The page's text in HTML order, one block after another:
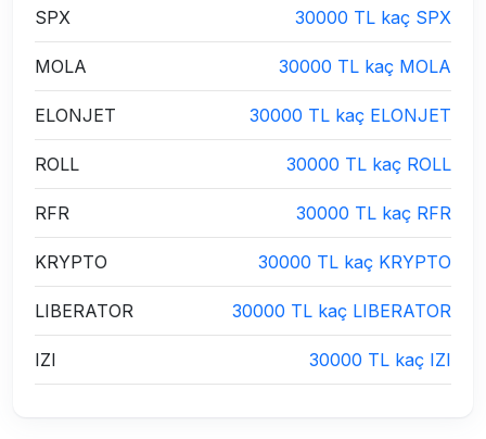
SPX 30000 TL kaç SPX
MOLA 30000 TL kaç MOLA
ELONJET 30000 TL kaç ELONJET
ROLL 30000 TL kaç ROLL
RFR 30000 TL kaç RFR
KRYPTO 30000 TL kaç KRYPTO
LIBERATOR 30000 TL kaç LIBERATOR
IZI 30000 TL kaç IZI